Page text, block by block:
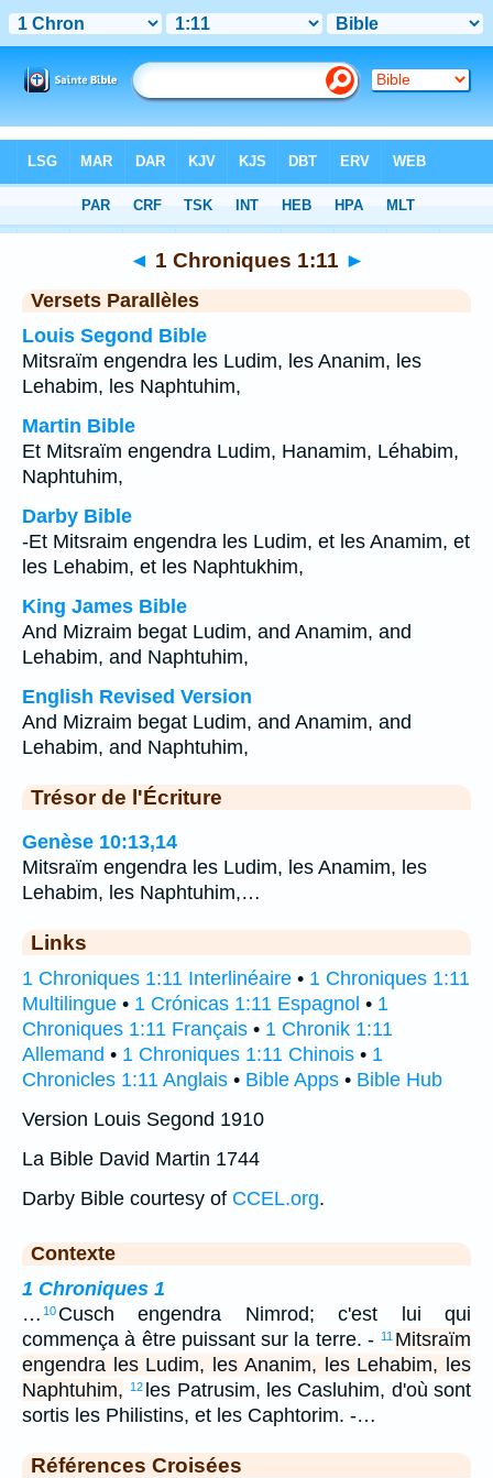
>Chapitre 1 > Verset 11
◄ 1 Chroniques 1:11 ►
Versets Parallèles
Louis Segond Bible
Mitsraïm engendra les Ludim, les Ananim, les
Lehabim, les Naphtuhim,
Martin Bible
Et Mitsraïm engendra Ludim, Hanamim, Léhabim,
Naphtuhim,
Darby Bible
-Et Mitsraim engendra les Ludim, et les Anamim, et
les Lehabim, et les Naphtukhim,
King James Bible
And Mizraim begat Ludim, and Anamim, and
Lehabim, and Naphtuhim,
English Revised Version
And Mizraim begat Ludim, and Anamim, and
Lehabim, and Naphtuhim,
Trésor de l'Écriture
Genèse 10:13,14
Mitsraïm engendra les Ludim, les Anamim, les
Lehabim, les Naphtuhim,…
Links
1 Chroniques 1:11 Interlinéaire • 1 Chroniques 1:11
Multilingue • 1 Crónicas 1:11 Espagnol • 1
Chroniques 1:11 Français • 1 Chronik 1:11
Allemand • 1 Chroniques 1:11 Chinois • 1
Chronicles 1:11 Anglais • Bible Apps • Bible Hub
Version Louis Segond 1910
La Bible David Martin 1744
Darby Bible courtesy of CCEL.org.
Contexte
1 Chroniques 1
… 10 Cusch engendra Nimrod; c'est lui qui
commença à être puissant sur la terre. - 11 Mitsraïm
engendra les Ludim, les Ananim, les Lehabim, les
Naphtuhim,
12 les Patrusim, les Casluhim, d'où sont
sortis les Philistins, et les Caphtorim. -…
Références Croisées